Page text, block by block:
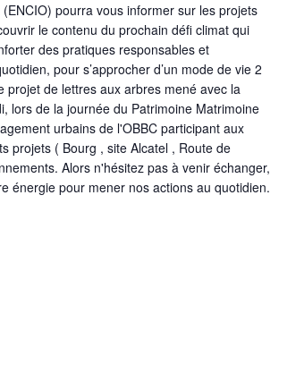
pourra vous informer sur les projets
le contenu du prochain défi climat qui
des pratiques responsables et
pour s’approcher d’un mode de vie 2
de lettres aux arbres mené avec la
lors de la journée du Patrimoine Matrimoine
urbains de l'OBBC participant aux
projets ( Bourg , site Alcatel , Route de
Alors n'hésitez pas à venir échanger,
énergie pour mener nos actions au quotidien.